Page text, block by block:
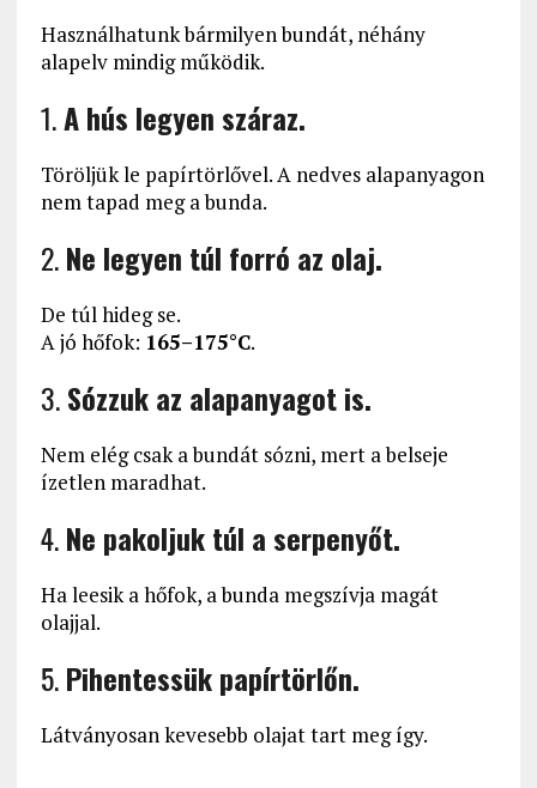
Használhatunk bármilyen bundát, néhány
alapelv mindig működik.
1.A hús legyen száraz.
Töröljük le papírtörlővel. A nedves alapanyagon
nem tapad meg a bunda.
2.Ne legyen túl forró az olaj.
De túl hideg se.
A jó hőfok: 165–175°C.
3.Sózzuk az alapanyagot is.
Nem elég csak a bundát sózni, mert a belseje
ízetlen maradhat.
4.Ne pakoljuk túl a serpenyőt.
Ha leesik a hőfok, a bunda megszívja magát
olajjal.
5.Pihentessük papírtörlőn.
Látványosan kevesebb olajat tart meg így.